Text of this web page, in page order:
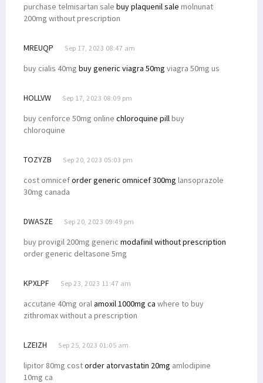
purchase telmisartan sale buy plaquenil sale molnunat
200mg without prescription
MREUQP Sep 17, 2023 08:47 am
buy cialis 40mg buy generic viagra 50mg viagra 50mg us
HOLLVW Sep 17, 2023 08:09 pm
buy cenforce 50mg online chloroquine pillbuy
chloroquine
TOZYZB Sep 20, 2023 05:03 pm
cost omniceforder generic omnicef 300mg lansoprazole
30mg canada
DWASZE Sep 20, 2023 09:49 pm
buy provigil 200mg generic modafinil without prescription
order generic deltasone 5mg
KPXLPF Sep 23, 2023 11:47 am
accutane 40mg oralamoxil 1000mg ca where to buy
zithromax without a prescription
LZEIZH Sep 25, 2023 01:05 am
lipitor 80mg costorder atorvastatin 20mg amlodipine
10mg ca